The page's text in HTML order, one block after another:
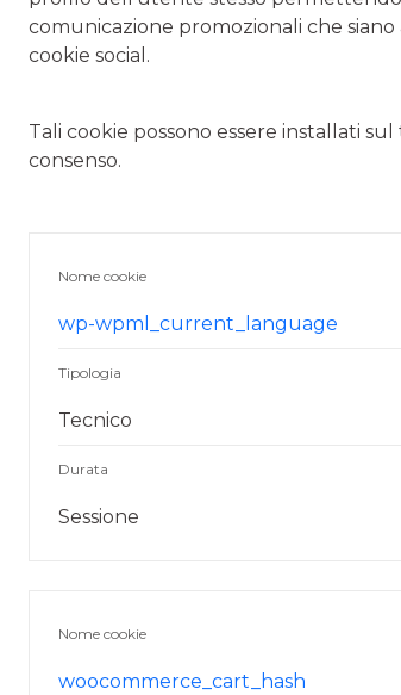
comunicazione promozionali che
cookie social.
Tali cookie possono essere installati
consenso.
Nome cookie
wp-wpml_current_language
Tipologia
Tecnico
Durata
Sessione
Nome cookie
woocommerce_cart_hash